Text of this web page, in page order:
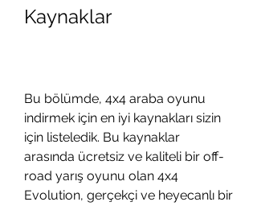
Kaynaklar
Bu bölümde, 4x4 araba oyunu
indirmek için en iyi kaynakları sizin
için listeledik. Bu kaynaklar
arasında ücretsiz ve kaliteli bir off-
road yarış oyunu olan 4x4
Evolution, gerçekçi ve heyecanlı bir